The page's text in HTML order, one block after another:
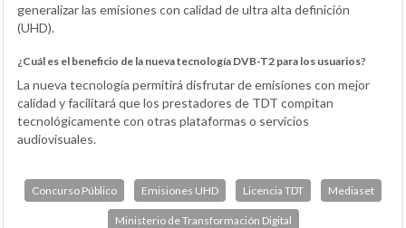
generalizar las emisiones con calidad de ultra alta definición
(UHD).
¿Cuál es el beneficio de la nueva tecnología DVB-T2 para los usuarios?
La nueva tecnología permitirá disfrutar de emisiones con mejor
calidad y facilitará que los prestadores de TDT compitan
tecnológicamente con otras plataformas o servicios
audiovisuales.
Concurso Público Emisiones UHD Licencia TDT Mediaset
Ministerio de Transformación Digital